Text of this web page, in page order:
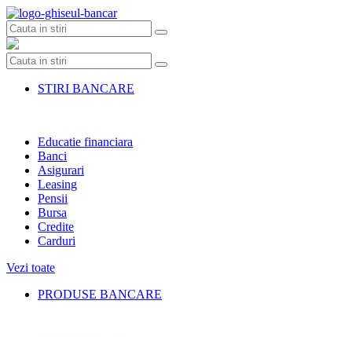
Skip
to
content
STIRI BANCARE
Educatie financiara
Banci
Asigurari
Leasing
Pensii
Bursa
Credite
Carduri
Vezi toate
PRODUSE BANCARE